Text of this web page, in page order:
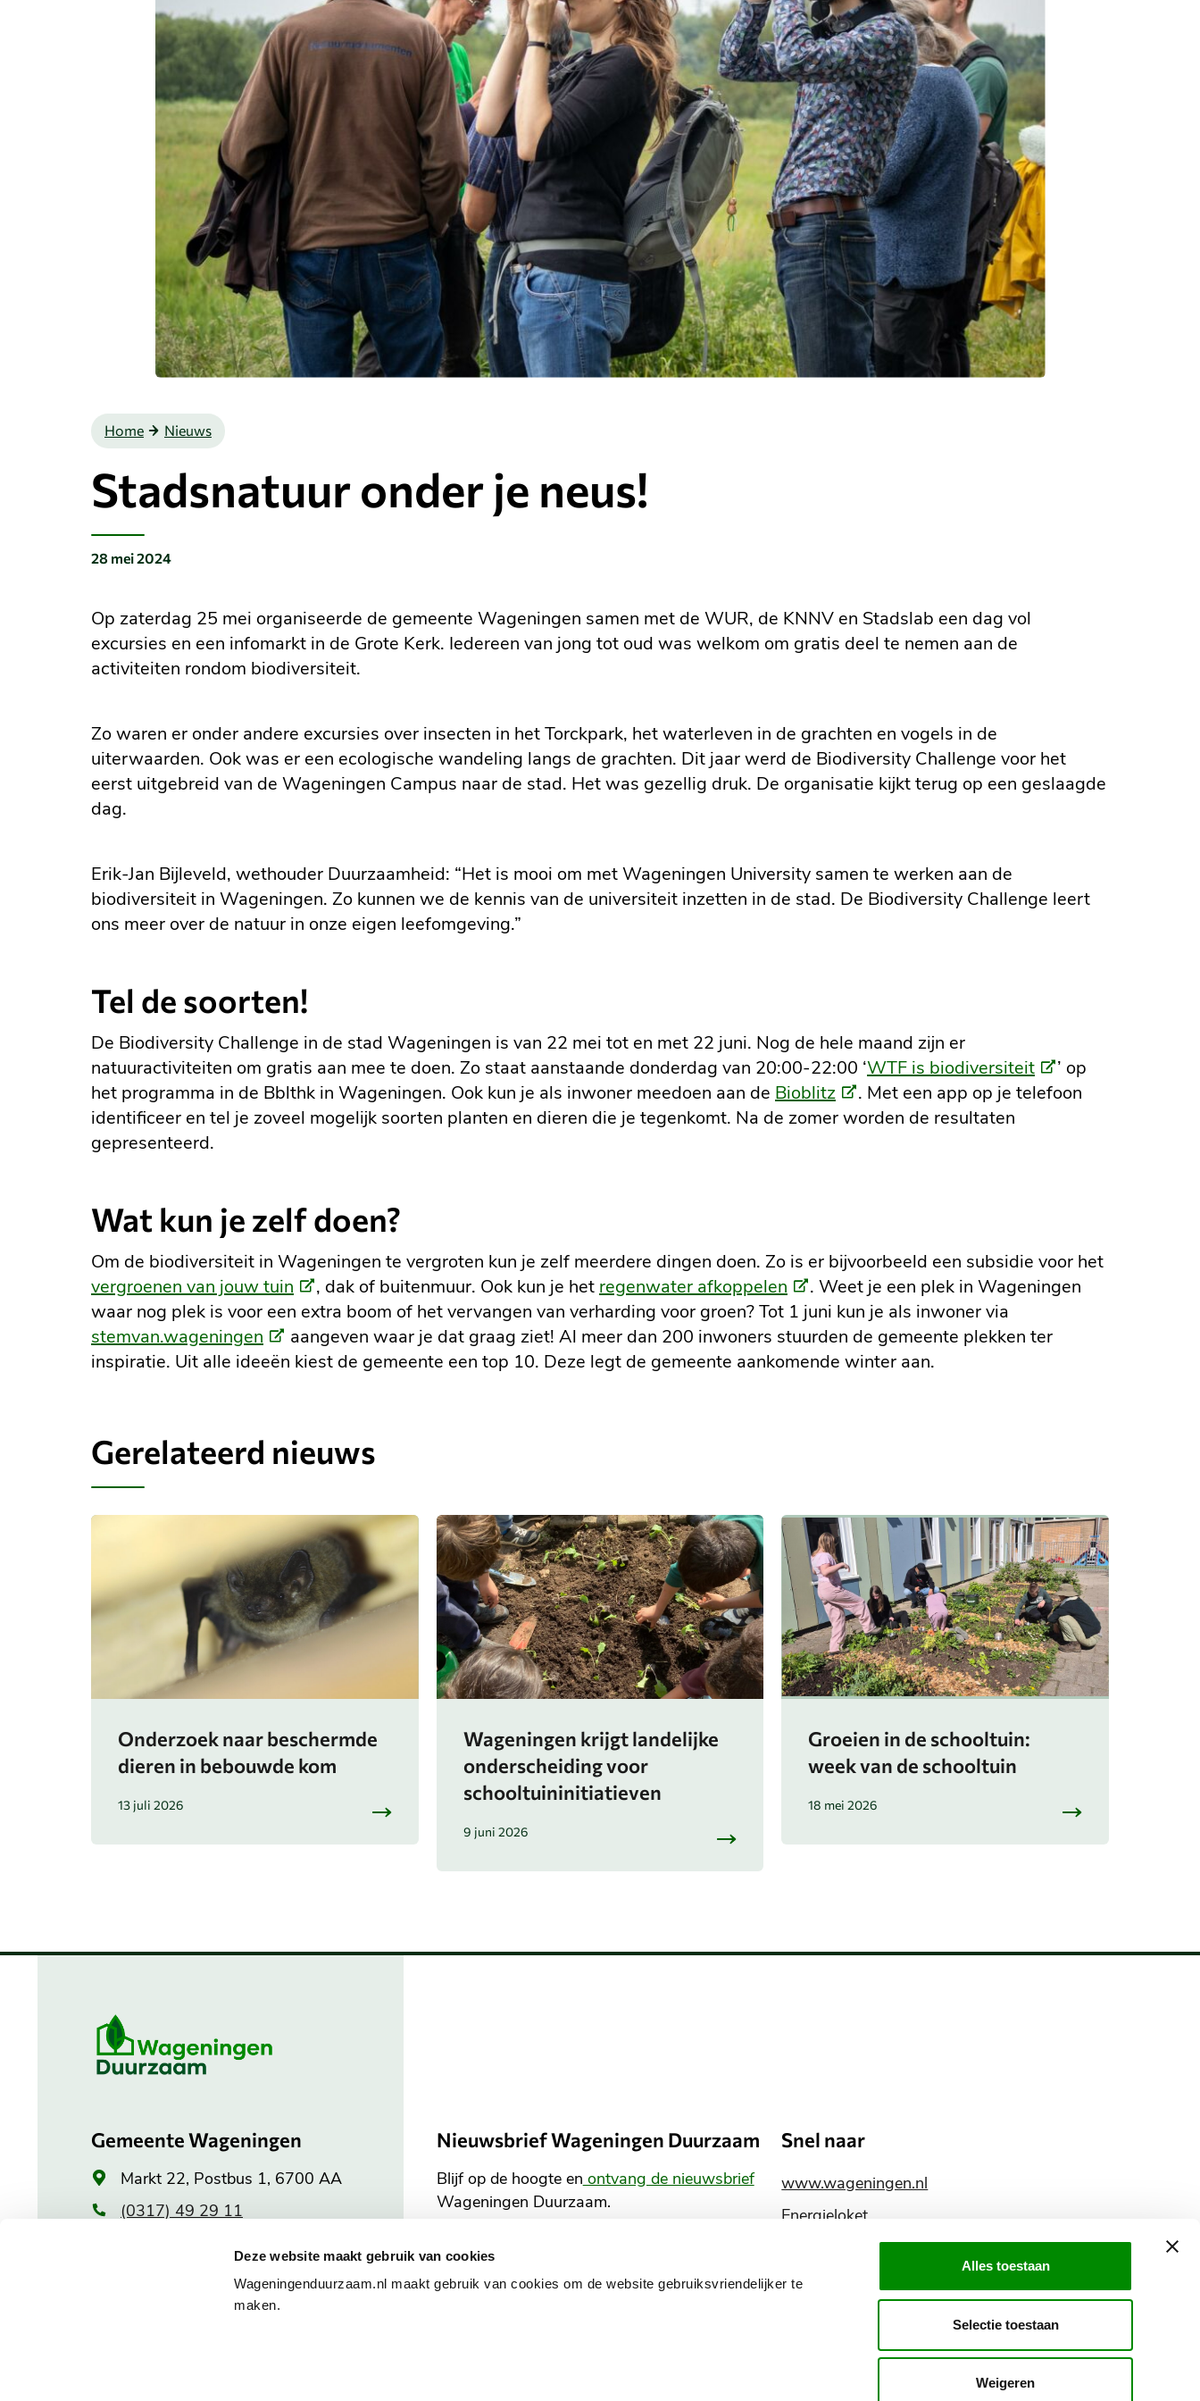
Deze website maakt gebruik van cookies
Wageningenduurzaam.nl maakt gebruik van cookies om de website gebruiksvriendelijker te
maken.
Alles toestaan
Selectie toestaan
Weigeren
Home Nieuws
Stadsnatuur onder je neus!
Gepubliceerd
28 mei 2024
Op zaterdag 25 mei organiseerde de gemeente Wageningen samen met de WUR, de KNNV en Stadslab een dag vol
excursies en een infomarkt in de Grote Kerk. Iedereen van jong tot oud was welkom om gratis deel te nemen aan de
activiteiten rondom biodiversiteit.
Zo waren er onder andere excursies over insecten in het Torckpark, het waterleven in de grachten en vogels in de
uiterwaarden. Ook was er een ecologische wandeling langs de grachten. Dit jaar werd de Biodiversity Challenge voor het
eerst uitgebreid van de Wageningen Campus naar de stad. Het was gezellig druk. De organisatie kijkt terug op een geslaagde
dag.
Erik-Jan Bijleveld, wethouder Duurzaamheid: “Het is mooi om met Wageningen University samen te werken aan de
biodiversiteit in Wageningen. Zo kunnen we de kennis van de universiteit inzetten in de stad. De Biodiversity Challenge leert
ons meer over de natuur in onze eigen leefomgeving.”
Tel de soorten!
De Biodiversity Challenge in de stad Wageningen is van 22 mei tot en met 22 juni. Nog de hele maand zijn er
natuuractiviteiten om gratis aan mee te doen. Zo staat aanstaande donderdag van 20:00-22:00 ‘WTF is biodiversiteit(Externe
link)
’ op
het programma in de Bblthk in Wageningen. Ook kun je als inwoner meedoen aan de Bioblitz(Externe
link)
. Met een app op je telefoon
identificeer en tel je zoveel mogelijk soorten planten en dieren die je tegenkomt. Na de zomer worden de resultaten
gepresenteerd.
Wat kun je zelf doen?
Om de biodiversiteit in Wageningen te vergroten kun je zelf meerdere dingen doen. Zo is er bijvoorbeeld een subsidie voor het
vergroenen van jouw tuin (Externe
link)
, dak of buitenmuur. Ook kun je het regenwater afkoppelen (Externe
link)
. Weet je een plek in Wageningen
waar nog plek is voor een extra boom of het vervangen van verharding voor groen? Tot 1 juni kun je als inwoner via
stemvan.wageningen (Externe
link)
aangeven waar je dat graag ziet! Al meer dan 200 inwoners stuurden de gemeente plekken ter
inspiratie. Uit alle ideeën kiest de gemeente een top 10. Deze legt de gemeente aankomende winter aan.
Gerelateerd nieuws
Onderzoek naar beschermde
dieren in bebouwde kom
13 juli 2026
Wageningen krijgt landelijke
onderscheiding voor
schooltuininitiatieven
9 juni 2026
Groeien in de schooltuin:
week van de schooltuin
18 mei 2026
Belangrijke
informatie
Gemeente Wageningen
Algemeen
adres
Markt 22, Postbus 1, 6700 AA
(0317) 49 29 11
Openingstijden stadhuis
Maandag: 8.30 tot 20.00 uur
Dinsdag tot en met vrijdag:
Nieuwsbrief Wageningen Duurzaam
Blijf op de hoogte en ontvang de nieuwsbrief
Wageningen Duurzaam.
Aanmelden nieuwsbrief
Snel naar
www.wageningen.nl
Energieloket
English information